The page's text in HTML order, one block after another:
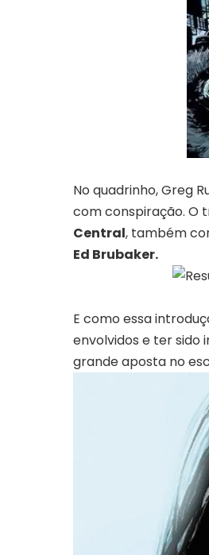
No quadrinho, Greg
com conspiração. O
Central, também
Ed Brubaker.
E como essa
envolvidos e ter sido
grande aposta no